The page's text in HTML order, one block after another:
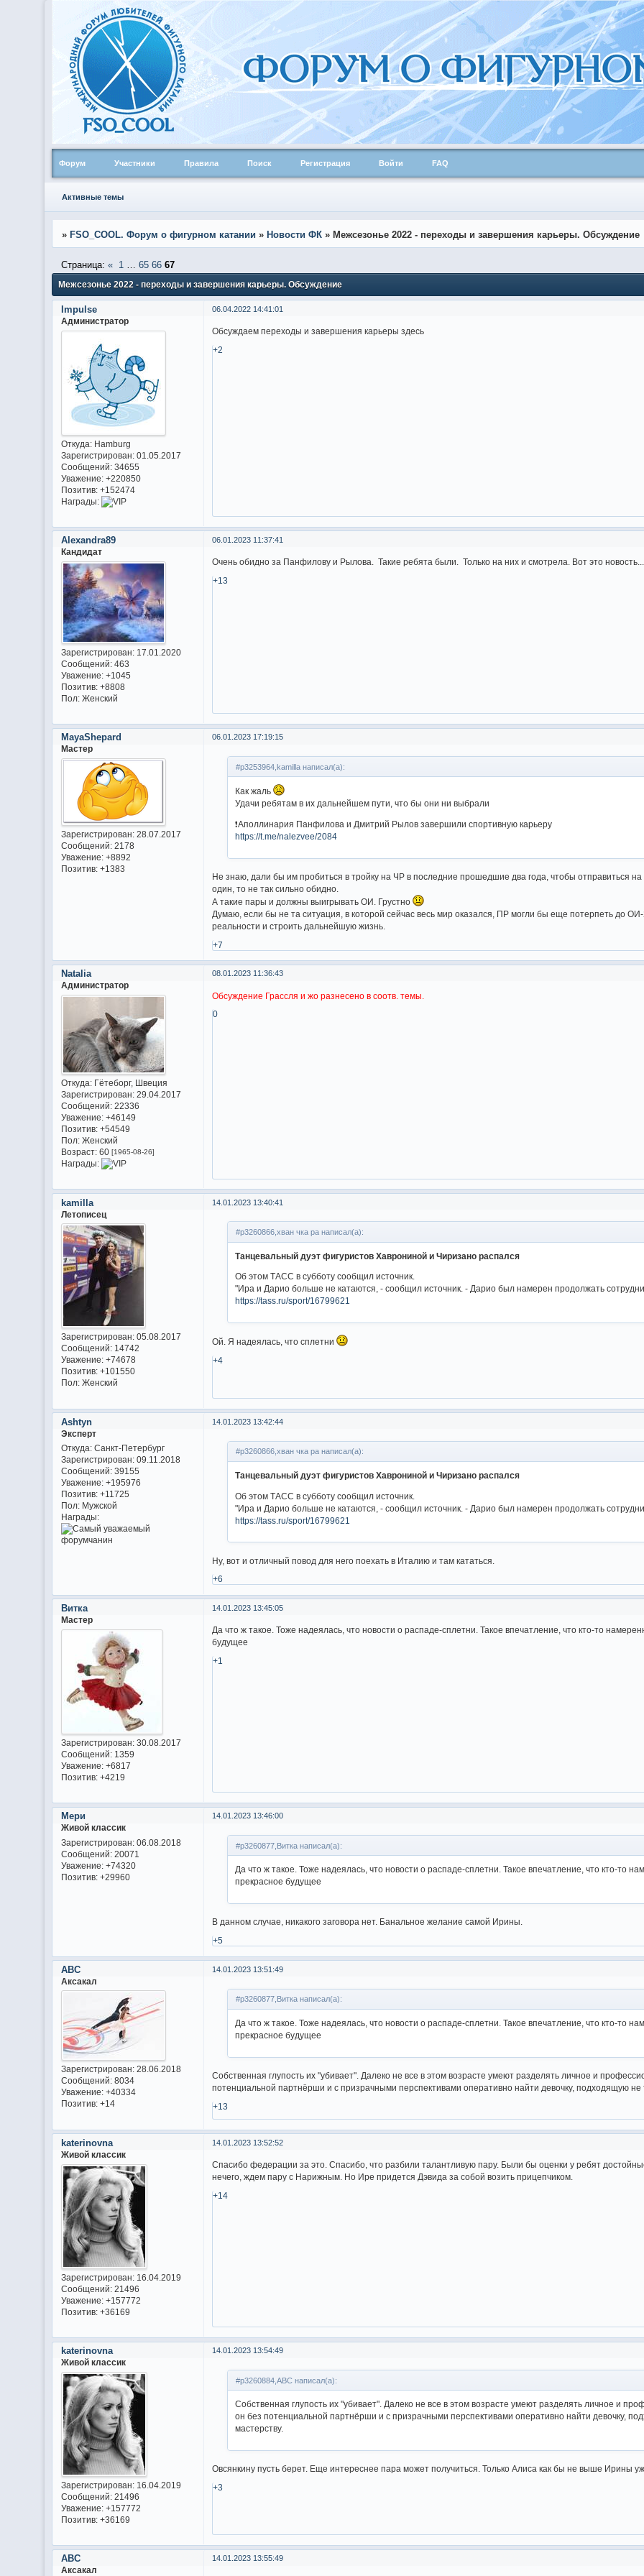
Форум Участники Правила Поиск Регистрация Войти FAQ
Активные темы
» FSO_COOL. Форум о фигурном катании » Новости ФК » Межсезонье 2022 - переходы и завершения карьеры. Обсуждение
Межсезонье 2022 - переходы и завершения карьеры. Обсуждение
Страница: « 1 65 66 67
06.04.2022 14:41:01
Impulse
Администратор
Откуда:Hamburg
Зарегистрирован: 01.05.2017
Сообщений:34655
Уважение: +220850
Позитив: +152474
Награды:
Обсуждаем переходы и завершения карьеры здесь
+2
06.01.2023 11:37:41
Alexandra89
Кандидат
Зарегистрирован: 17.01.2020
Сообщений:463
Уважение: +1045
Позитив: +8808
Пол:Женский
Очень обидно за Панфилову и Рылова. Такие ребята были. Только на них и смотрела. Вот это новость...
+13
06.01.2023 17:19:15
MayaShepard
Мастер
Зарегистрирован: 28.07.2017
Сообщений:2178
Уважение: +8892
Позитив: +1383
#p3253964,kamilla написал(а):
Как жаль
Удачи ребятам в их дальнейшем пути, что бы они ни выбрали
❗Аполлинария Панфилова и Дмитрий Рылов завершили спортивную карьеру
https://t.me/nalezvee/2084
Не знаю, дали бы им пробиться в тройку на ЧР в последние прошедшие два года, чтобы отправиться
один, то не так сильно обидно.
А такие пары и должны выигрывать ОИ. Грустно
Думаю, если бы не та ситуация, в которой сейчас весь мир оказался, ПР могли бы еще потерпеть до
реальности и строить дальнейшую жизнь.
+7
08.01.2023 11:36:43
Natalia
Администратор
Откуда:Гётеборг, Швеция
Зарегистрирован: 29.04.2017
Сообщений:22336
Уважение: +46149
Позитив: +54549
Пол:Женский
Возраст:60 [1965-08-26]
Награды:
Обсуждение Грассля и жо разнесено в соотв. темы.
0
14.01.2023 13:40:41
kamilla
Летописец
Зарегистрирован: 05.08.2017
Сообщений:14742
Уважение: +74678
Позитив: +101550
Пол:Женский
#p3260866,хван чка ра написал(а):
Танцевальный дуэт фигуристов Хаврониной и Чиризано распался
Об этом ТАСС в субботу сообщил источник.
"Ира и Дарио больше не катаются, - сообщил источник. - Дарио был намерен продолжать
https://tass.ru/sport/16799621
Ой. Я надеялась, что сплетни
+4
14.01.2023 13:42:44
Ashtyn
Эксперт
Откуда:Санкт-Петербург
Зарегистрирован: 09.11.2018
Сообщений:39155
Уважение: +195976
Позитив: +11725
Пол:Мужской
Награды:
#p3260866,хван чка ра написал(а):
Танцевальный дуэт фигуристов Хаврониной и Чиризано распался
Об этом ТАСС в субботу сообщил источник.
"Ира и Дарио больше не катаются, - сообщил источник. - Дарио был намерен продолжать
https://tass.ru/sport/16799621
Ну, вот и отличный повод для него поехать в Италию и там кататься.
+6
14.01.2023 13:45:05
Витка
Мастер
Зарегистрирован: 30.08.2017
Сообщений:1359
Уважение: +6817
Позитив: +4219
Да что ж такое. Тоже надеялась, что новости о распаде-сплетни. Такое впечатление, что кто-то
будущее
+1
14.01.2023 13:46:00
Мери
Живой классик
Зарегистрирован: 06.08.2018
Сообщений:20071
Уважение: +74320
Позитив: +29960
#p3260877,Витка написал(а):
Да что ж такое. Тоже надеялась, что новости о распаде-сплетни. Такое впечатление, что кто-то
прекрасное будущее
В данном случае, никакого заговора нет. Банальное желание самой Ирины.
+5
14.01.2023 13:51:49
ABC
Аксакал
Зарегистрирован: 28.06.2018
Сообщений:8034
Уважение: +40334
Позитив: +14
#p3260877,Витка написал(а):
Да что ж такое. Тоже надеялась, что новости о распаде-сплетни. Такое впечатление, что кто-то
прекрасное будущее
Собственная глупость их "убивает". Далеко не все в этом возрасте умеют разделять личное и
потенциальной партнёрши и с призрачными перспективами оперативно найти девочку, подходящую
+13
14.01.2023 13:52:52
katerinovna
Живой классик
Зарегистрирован: 16.04.2019
Сообщений:21496
Уважение: +157772
Позитив: +36169
Спасибо федерации за это. Спасибо, что разбили талантливую пару. Были бы оценки у ребят
нечего, ждем пару с Нарижным. Но Ире придется Дэвида за собой возить прицепчиком.
+14
14.01.2023 13:54:49
katerinovna
Живой классик
Зарегистрирован: 16.04.2019
Сообщений:21496
Уважение: +157772
Позитив: +36169
#p3260884,ABC написал(а):
Собственная глупость их "убивает". Далеко не все в этом возрасте умеют разделять личное и
он без потенциальной партнёрши и с призрачными перспективами оперативно найти девочку,
мастерству.
Овсянкину пусть берет. Еще интереснее пара может получиться. Только Алиса как бы не выше Ирины
+3
14.01.2023 13:55:49
ABC
Аксакал